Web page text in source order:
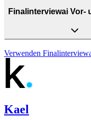
Finalinterviewai Vor-
Verwenden
Kael